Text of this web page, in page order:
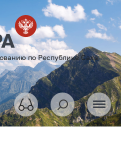
по Республике Саха